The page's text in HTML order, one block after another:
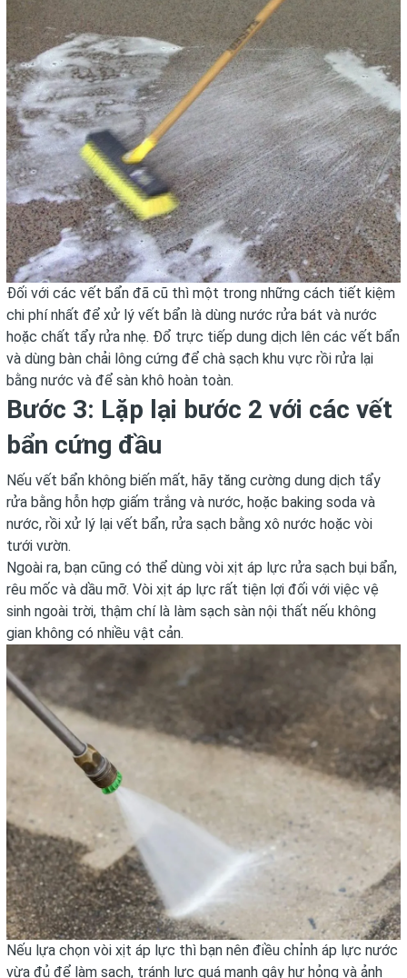
Đối với các vết bẩn đã cũ thì một trong những cách tiết kiệm
chi phí nhất để xử lý vết bẩn là dùng nước rửa bát và nước
hoặc chất tẩy rửa nhẹ. Đổ trực tiếp dung dịch lên các vết bẩn
và dùng bàn chải lông cứng để chà sạch khu vực rồi rửa lại
bằng nước và để sàn khô hoàn toàn.
Bước 3: Lặp lại bước 2 với các vết
bẩn cứng đầu
Nếu vết bẩn không biến mất, hãy tăng cường dung dịch tẩy
rửa bằng hỗn hợp giấm trắng và nước, hoặc baking soda và
nước, rồi xử lý lại vết bẩn, rửa sạch bằng xô nước hoặc vòi
tưới vườn.
Ngoài ra, bạn cũng có thể dùng vòi xịt áp lực rửa sạch bụi bẩn,
rêu mốc và dầu mỡ. Vòi xịt áp lực rất tiện lợi đối với việc vệ
sinh ngoài trời, thậm chí là làm sạch sàn nội thất nếu không
gian không có nhiều vật cản.
Nếu lựa chọn vòi xịt áp lực thì bạn nên điều chỉnh áp lực nước
vừa đủ để làm sạch, tránh lực quá mạnh gây hư hỏng và ảnh